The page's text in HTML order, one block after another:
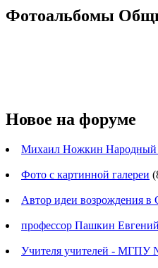
Фотоальбомы
Новое на форуме
Михаил Ножкин Народный
Фото с картинной галереи
Автор идеи возрождения
профессор Пашкин
Учителя учителей - МГПУ